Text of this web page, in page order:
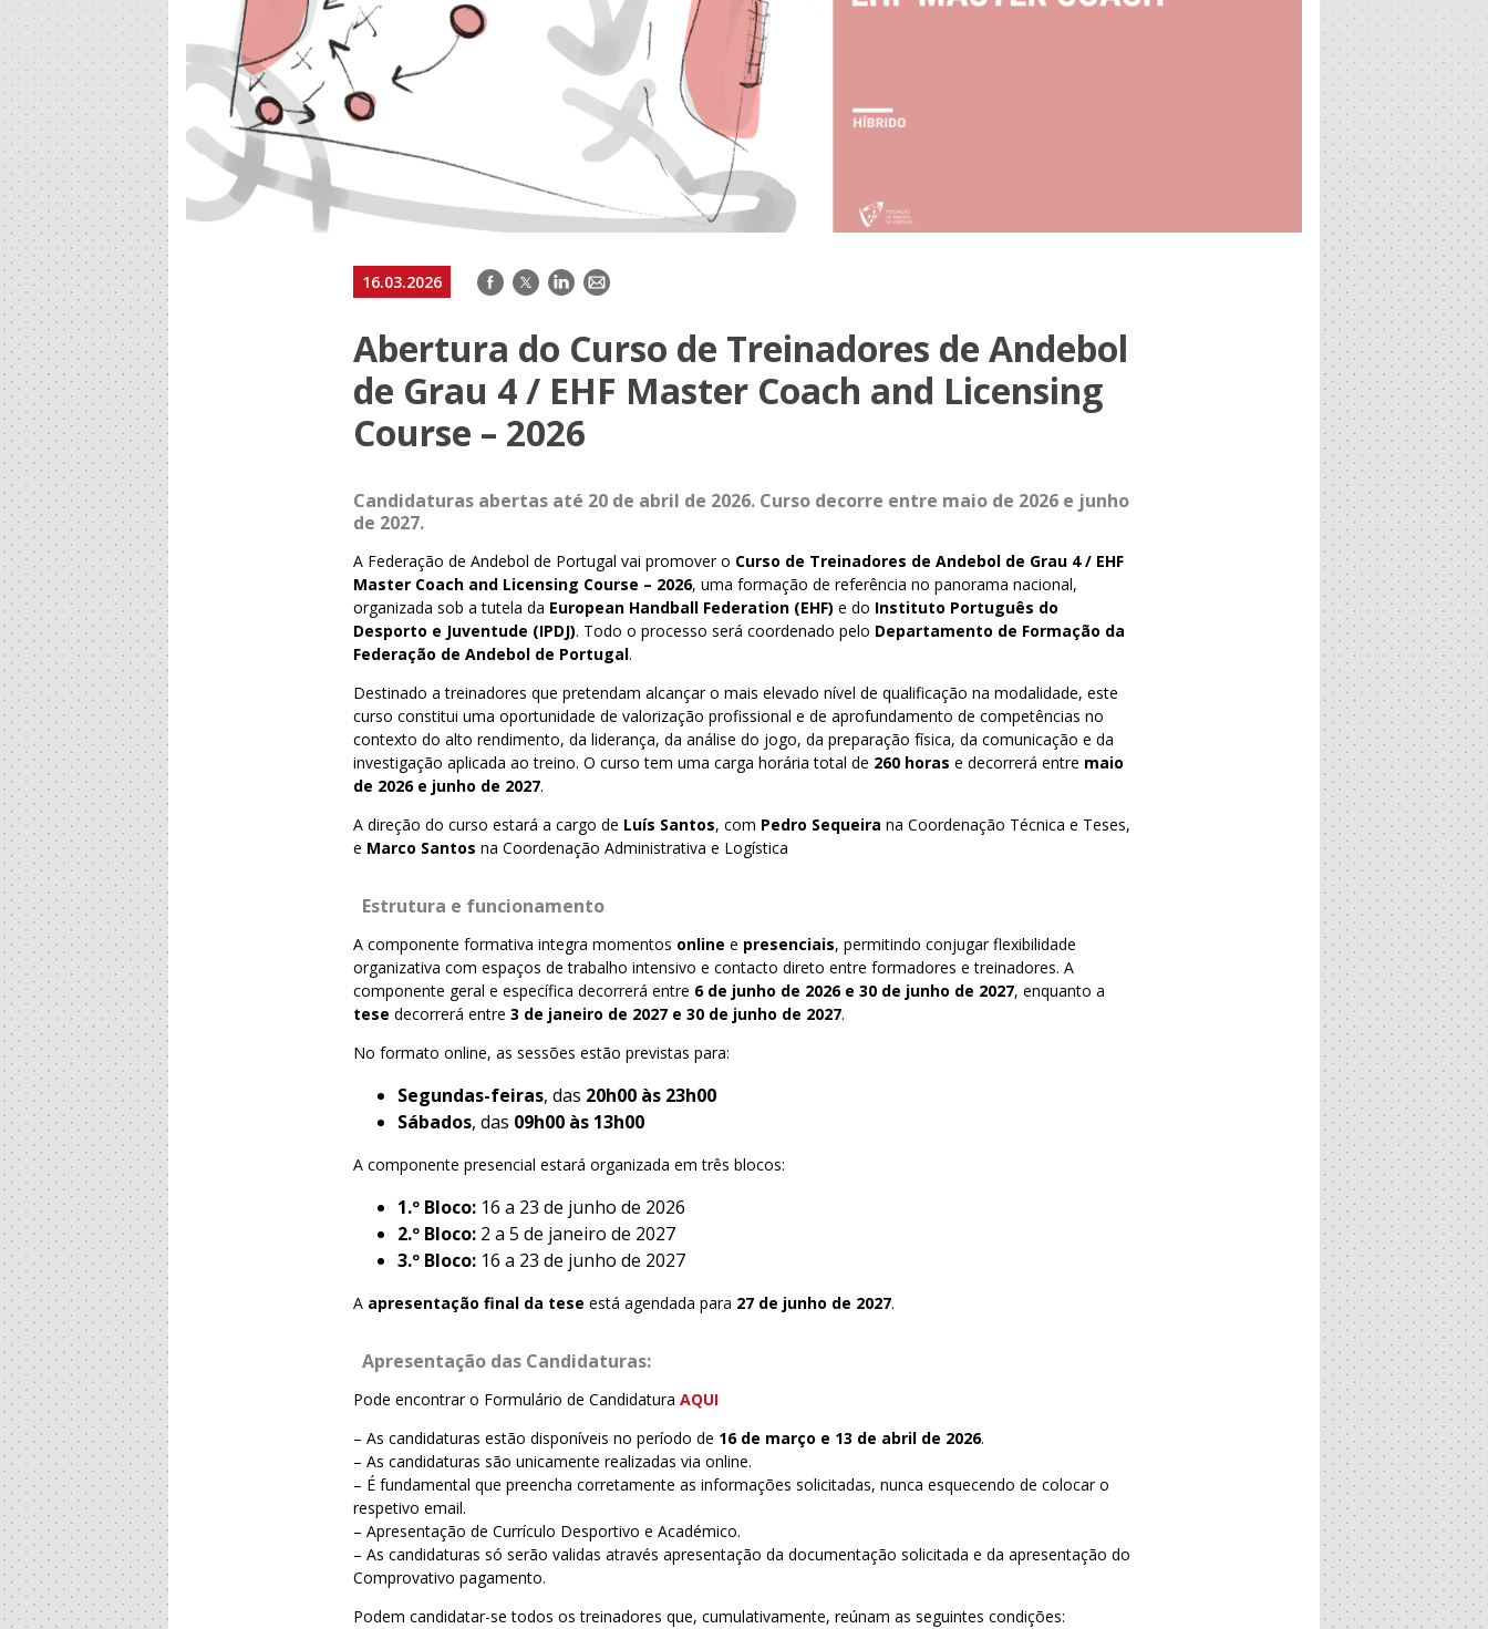
16.03.2026 Facebook
TwitterLinkedIn
E-
Abertura do Curso de Treinadores de Andebol
de Grau 4 / EHF Master Coach and Licensing
Course – 2026
Candidaturas abertas até 20 de abril de 2026. Curso decorre entre maio de 2026 e junho
de 2027.
A Federação de Andebol de Portugal vai promover o Curso de Treinadores de Andebol de Grau 4 / EHF
Master Coach and Licensing Course – 2026, uma formação de referência no panorama nacional,
organizada sob a tutela da European Handball Federation (EHF) e do Instituto Português do
Desporto e Juventude (IPDJ). Todo o processo será coordenado pelo Departamento de Formação da
Federação de Andebol de Portugal.
Destinado a treinadores que pretendam alcançar o mais elevado nível de qualificação na modalidade, este
curso constitui uma oportunidade de valorização profissional e de aprofundamento de competências no
contexto do alto rendimento, da liderança, da análise do jogo, da preparação física, da comunicação e da
investigação aplicada ao treino. O curso tem uma carga horária total de 260 horas e decorrerá entre maio
de 2026 e junho de 2027.
A direção do curso estará a cargo de Luís Santos, com Pedro Sequeira na Coordenação Técnica e Teses,
e Marco Santos na Coordenação Administrativa e Logística
Estrutura e funcionamento
A componente formativa integra momentos online e presenciais, permitindo conjugar flexibilidade
organizativa com espaços de trabalho intensivo e contacto direto entre formadores e treinadores. A
componente geral e específica decorrerá entre 6 de junho de 2026 e 30 de junho de 2027, enquanto a
tese decorrerá entre3 de janeiro de 2027 e 30 de junho de 2027.
No formato online, as sessões estão previstas para:
Segundas-feiras, das 20h00 às 23h00
Sábados, das 09h00 às 13h00
A componente presencial estará organizada em três blocos:
1.º Bloco: 16 a 23 de junho de 2026
2.º Bloco: 2 a 5 de janeiro de 2027
3.º Bloco: 16 a 23 de junho de 2027
A apresentação final da tese está agendada para 27 de junho de 2027.
Apresentação das Candidaturas:
Pode encontrar o Formulário de CandidaturaAQUI
– As candidaturas estão disponíveis no período de 16 de março e 13 de abril de 2026.
– As candidaturas são unicamente realizadas via online.
– É fundamental que preencha corretamente as informações solicitadas, nunca esquecendo de colocar o
respetivo email.
– Apresentação de Currículo Desportivo e Académico.
– As candidaturas só serão validas através apresentação da documentação solicitada e da apresentação do
Comprovativo pagamento.
Podem candidatar-se todos os treinadores que, cumulativamente, reúnam as seguintes condições: